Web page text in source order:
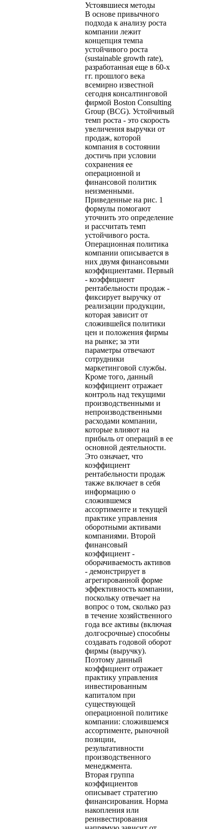
Устоявшиеся методы
В основе привычного
подхода к анализу роста
компании лежит
концепция темпа
устойчивого роста
(sustainable growth rate),
разработанная еще в 60-х
гг. прошлого века
всемирно известной
сегодня консалтинговой
фирмой Boston Consulting
Group (BCG). Устойчивый
темп роста - это скорость
увеличения выручки от
продаж, которой
компания в состоянии
достичь при условии
сохранения ее
операционной и
финансовой политик
неизменными.
Приведенные на рис. 1
формулы помогают
уточнить это определение
и рассчитать темп
устойчивого роста.
Операционная политика
компании описывается в
них двумя финансовыми
коэффициентами. Первый
- коэффициент
рентабельности продаж -
фиксирует выручку от
реализации продукции,
которая зависит от
сложившейся политики
цен и положения фирмы
на рынке; за эти
параметры отвечают
сотрудники
маркетинговой службы.
Кроме того, данный
коэффициент отражает
контроль над текущими
производственными и
непроизводственными
расходами компании,
которые влияют на
прибыль от операций в ее
основной деятельности.
Это означает, что
коэффициент
рентабельности продаж
также включает в себя
информацию о
сложившемся
ассортименте и текущей
практике управления
оборотными активами
компаниями. Второй
финансовый
коэффициент -
оборачиваемость активов
- демонстрирует в
агрегированной форме
эффективность компании,
поскольку отвечает на
вопрос о том, сколько раз
в течение хозяйственного
года все активы (включая
долгосрочные) способны
создавать годовой оборот
фирмы (выручку).
Поэтому данный
коэффициент отражает
практику управления
инвестированным
капиталом при
существующей
операционной политике
компании: сложившемся
ассортименте, рыночной
позиции,
результативности
производственного
менеджмента.
Вторая группа
коэффициентов
описывает стратегию
финансирования. Норма
накопления или
реинвестирования